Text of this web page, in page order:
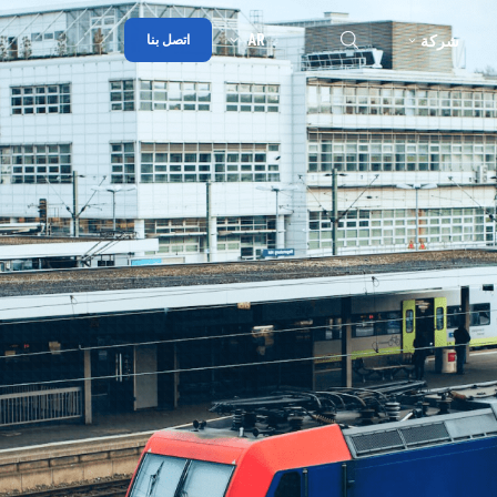
شركة
ملخص
مدونة
شراكة
الجوائز
جهات الاتصال
AR اتصل بنا